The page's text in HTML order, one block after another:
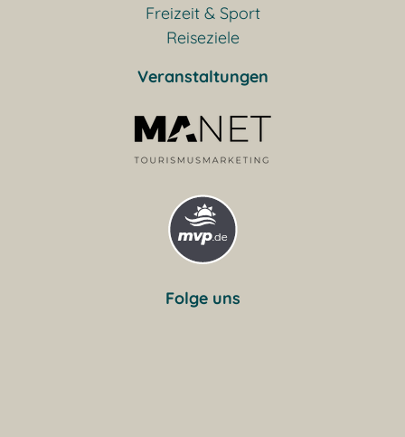
Freizeit & Sport
Reiseziele
Veranstaltungen
Folge uns